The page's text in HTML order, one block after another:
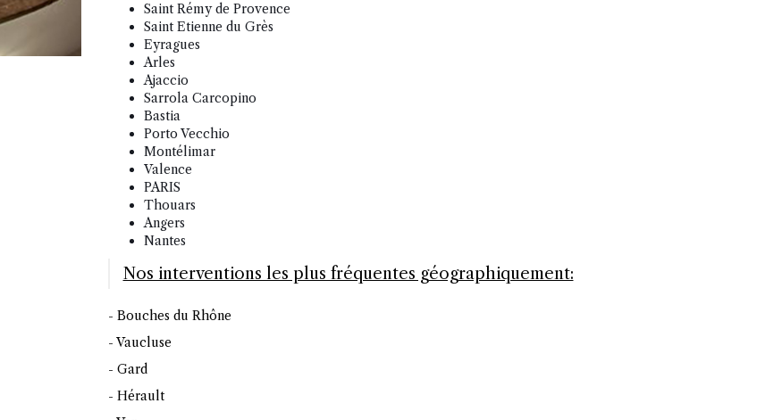
Saint Rémy de Provence
Saint Etienne du Grès
Eyragues
Arles
Ajaccio
Sarrola Carcopino
Bastia
Porto Vecchio
Montélimar
Valence
PARIS
Thouars
Angers
Nantes
Nos interventions les plus fréquentes géographiquement:
- Bouches du Rhône
- Vaucluse
- Gard
- Hérault